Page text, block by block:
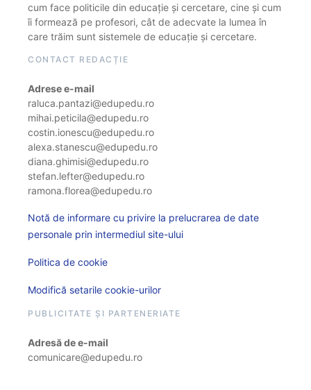
cum face politicile din educație și cercetare, cine și cum
îi formează pe profesori, cât de adecvate la lumea în
care trăim sunt sistemele de educație și cercetare.
CONTACT REDACȚIE
Adrese e-mail
raluca.pantazi@edupedu.ro
mihai.peticila@edupedu.ro
costin.ionescu@edupedu.ro
alexa.stanescu@edupedu.ro
diana.ghimisi@edupedu.ro
stefan.lefter@edupedu.ro
ramona.florea@edupedu.ro
Notă de informare cu privire la prelucrarea de date
personale prin intermediul site-ului
Politica de cookie
Modifică setarile cookie-urilor
PUBLICITATE ȘI PARTENERIATE
Adresă de e-mail
comunicare@edupedu.ro